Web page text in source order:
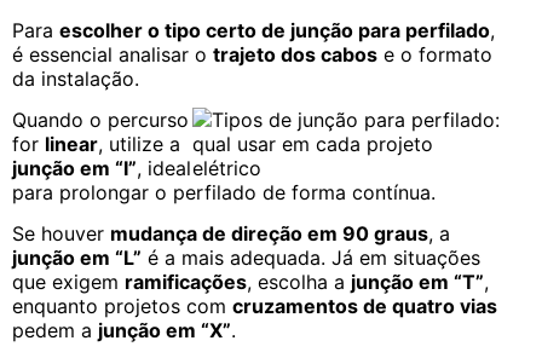
Para escolher o tipo certo de junção para perfilado,
é essencial analisar o trajeto dos cabos e o formato
da instalação.
Quando o percurso
for linear, utilize a
junção em “I”, ideal
para prolongar o perfilado de forma contínua.
Se houver mudança de direção em 90 graus, a
junção em “L” é a mais adequada. Já em situações
que exigem ramificações, escolha a junção em “T”,
enquanto projetos com cruzamentos de quatro vias
pedem a junção em “X”.